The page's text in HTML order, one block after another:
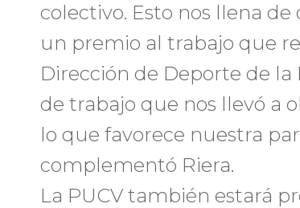
colectivo. Esto nos llena
un premio al trabajo que
Dirección de Deporte de
de trabajo que nos llevó a
lo que favorece nuestra
complementó Riera.
La PUCV también estará